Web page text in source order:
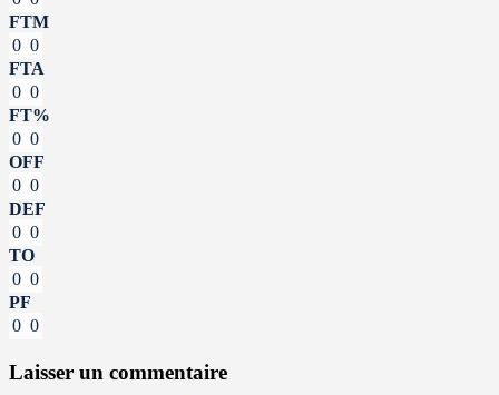
FTM
0 0
FTA
0 0
FT%
0 0
OFF
0 0
DEF
0 0
TO
0 0
PF
0 0
Laisser un commentaire